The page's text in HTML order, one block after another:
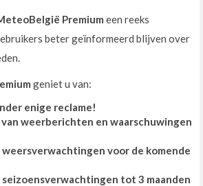
Premium een reeks
beter geïnformeerd blijven over
geniet u van:
enige reclame!
weerberichten en waarschuwingen
voor de komende
tot 3 maanden